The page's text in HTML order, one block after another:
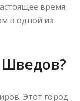
время
в одной из
Этот город